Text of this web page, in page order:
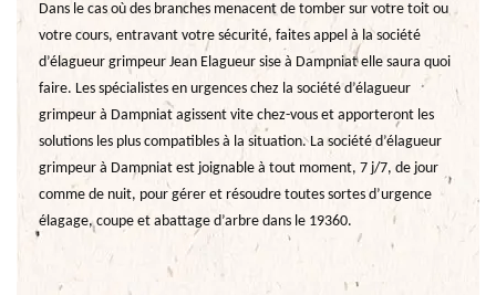
Dans le cas où des branches menacent de tomber sur votre toit ou
votre cours, entravant votre sécurité, faites appel à la société
d’élagueur grimpeur Jean Elagueur sise à Dampniat elle saura quoi
faire. Les spécialistes en urgences chez la société d’élagueur
grimpeur à Dampniat agissent vite chez-vous et apporteront les
solutions les plus compatibles à la situation. La société d’élagueur
grimpeur à Dampniat est joignable à tout moment, 7 j/7, de jour
comme de nuit, pour gérer et résoudre toutes sortes d’urgence
élagage, coupe et abattage d’arbre dans le 19360.